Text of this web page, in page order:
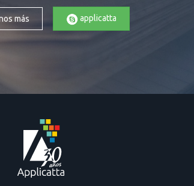
más applicatta